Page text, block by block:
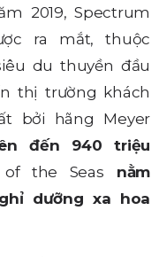
2019, Spectrum
ra mắt, thuộc
du thuyền đầu
thị trường khách
bởi hãng Meyer
đến 940 triệu
the Seas nằm
dưỡng xa hoa